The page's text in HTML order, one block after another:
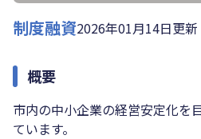
制度融資2026年01月14日更新
概要
市内の中小企業の経営安定化を
ています。